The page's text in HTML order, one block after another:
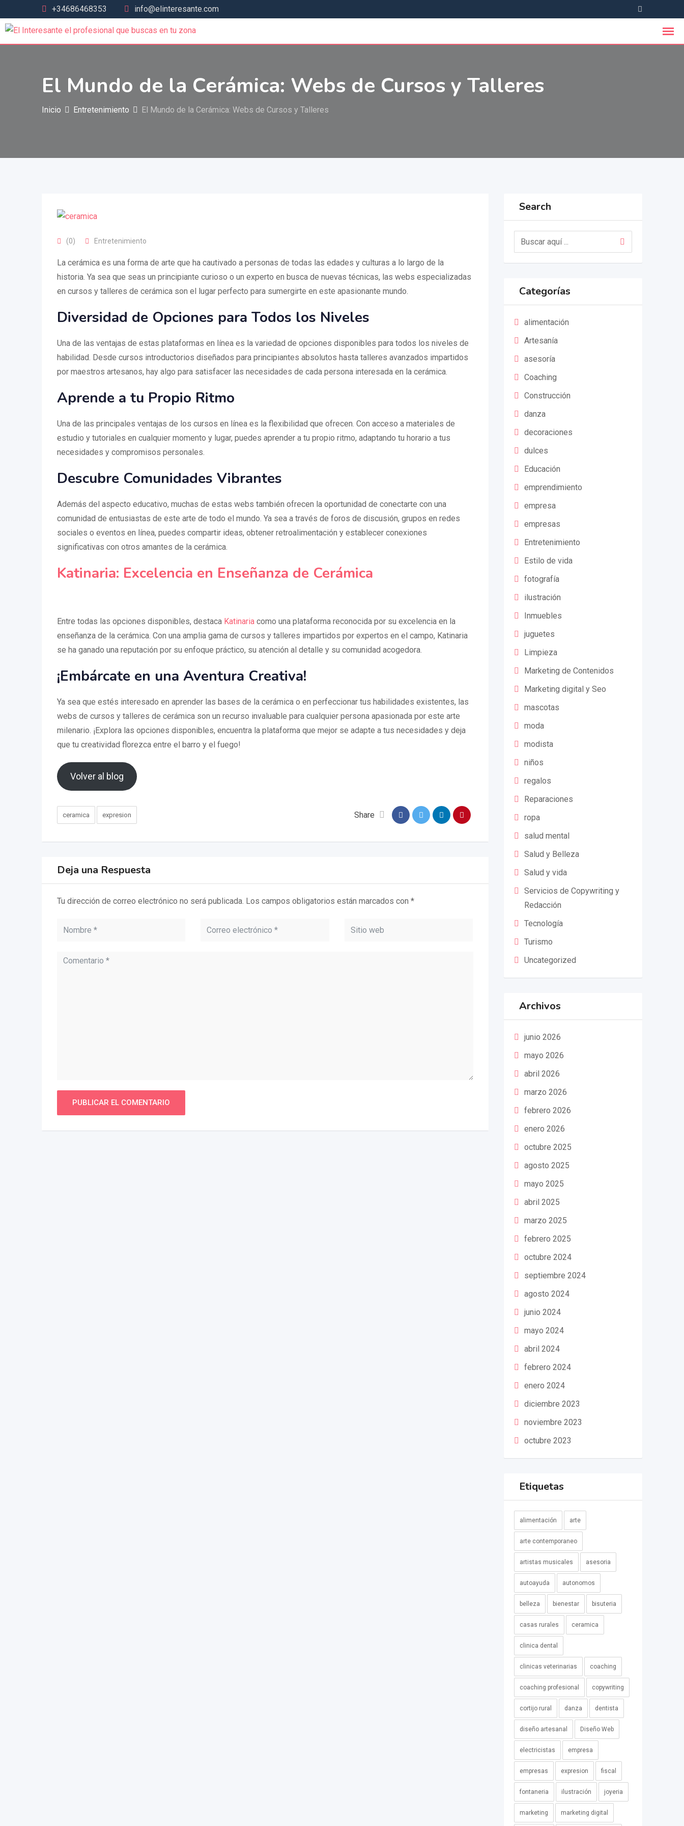
+34686468353 info@elinteresante.com
El Mundo de la Cerámica: Webs de Cursos y Talleres
Inicio Entretenimiento El Mundo de la Cerámica: Webs de Cursos y Talleres
(0) Entretenimiento
La cerámica es una forma de arte que ha cautivado a personas de todas las edades y culturas a lo largo de la
historia. Ya sea que seas un principiante curioso o un experto en busca de nuevas técnicas, las webs especializadas
en cursos y talleres de cerámica son el lugar perfecto para sumergirte en este apasionante mundo.
Diversidad de Opciones para Todos los Niveles
Una de las ventajas de estas plataformas en línea es la variedad de opciones disponibles para todos los niveles de
habilidad. Desde cursos introductorios diseñados para principiantes absolutos hasta talleres avanzados impartidos
por maestros artesanos, hay algo para satisfacer las necesidades de cada persona interesada en la cerámica.
Aprende a tu Propio Ritmo
Una de las principales ventajas de los cursos en línea es la flexibilidad que ofrecen. Con acceso a materiales de
estudio y tutoriales en cualquier momento y lugar, puedes aprender a tu propio ritmo, adaptando tu horario a tus
necesidades y compromisos personales.
Descubre Comunidades Vibrantes
Además del aspecto educativo, muchas de estas webs también ofrecen la oportunidad de conectarte con una
comunidad de entusiastas de este arte de todo el mundo. Ya sea a través de foros de discusión, grupos en redes
sociales o eventos en línea, puedes compartir ideas, obtener retroalimentación y establecer conexiones
significativas con otros amantes de la cerámica.
Katinaria: Excelencia en Enseñanza de Cerámica
Entre todas las opciones disponibles, destaca Katinaria como una plataforma reconocida por su excelencia en la
enseñanza de la cerámica. Con una amplia gama de cursos y talleres impartidos por expertos en el campo, Katinaria
se ha ganado una reputación por su enfoque práctico, su atención al detalle y su comunidad acogedora.
¡Embárcate en una Aventura Creativa!
Ya sea que estés interesado en aprender las bases de la cerámica o en perfeccionar tus habilidades existentes, las
webs de cursos y talleres de cerámica son un recurso invaluable para cualquier persona apasionada por este arte
milenario. ¡Explora las opciones disponibles, encuentra la plataforma que mejor se adapte a tus necesidades y deja
que tu creatividad florezca entre el barro y el fuego!
Volver al blog
ceramica expresion Share
Deja una Respuesta
Tu dirección de correo electrónico no será publicada. Los campos obligatorios están marcados con *
Search
Categorías
alimentación
Artesanía
asesoría
Coaching
Construcción
danza
decoraciones
dulces
Educación
emprendimiento
empresa
empresas
Entretenimiento
Estilo de vida
fotografía
ilustración
Inmuebles
juguetes
Limpieza
Marketing de Contenidos
Marketing digital y Seo
mascotas
moda
modista
niños
regalos
Reparaciones
ropa
salud mental
Salud y Belleza
Salud y vida
Servicios de Copywriting y
Redacción
Tecnología
Turismo
Uncategorized
Archivos
junio 2026
mayo 2026
abril 2026
marzo 2026
febrero 2026
enero 2026
octubre 2025
agosto 2025
mayo 2025
abril 2025
marzo 2025
febrero 2025
octubre 2024
septiembre 2024
agosto 2024
junio 2024
mayo 2024
abril 2024
febrero 2024
enero 2024
diciembre 2023
noviembre 2023
octubre 2023
Etiquetas
alimentación arte
arte contemporaneo
artistas musicales asesoria
autoayuda autonomos
belleza bienestar bisuteria
casas rurales ceramica
clinica dental
clinicas veterinarias coaching
coaching profesional copywriting
cortijo rural danza dentista
diseño artesanal Diseño Web
electricistas empresa
empresas expresion fiscal
fontaneria ilustración joyeria
marketing marketing digital